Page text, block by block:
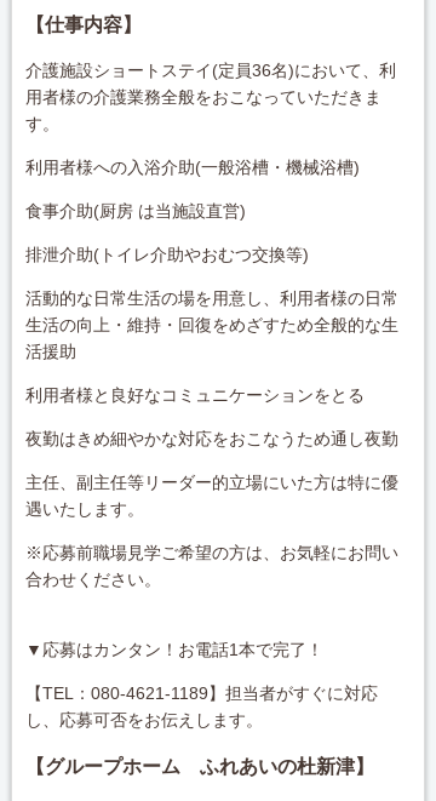
【仕事内容】
介護施設ショートステイ(定員36名)において、利
用者様の介護業務全般をおこなっていただきま
す。
利用者様への入浴介助(一般浴槽・機械浴槽)
食事介助(厨房 は当施設直営)
排泄介助(トイレ介助やおむつ交換等)
活動的な日常生活の場を用意し、利用者様の日常
生活の向上・維持・回復をめざすため全般的な生
活援助
利用者様と良好なコミュニケーションをとる
夜勤はきめ細やかな対応をおこなうため通し夜勤
主任、副主任等リーダー的立場にいた方は特に優
遇いたします。
※応募前職場見学ご希望の方は、お気軽にお問い
合わせください。
▼応募はカンタン！お電話1本で完了！
【TEL：080-4621-1189】担当者がすぐに対応
し、応募可否をお伝えします。
【グループホーム ふれあいの杜新津】